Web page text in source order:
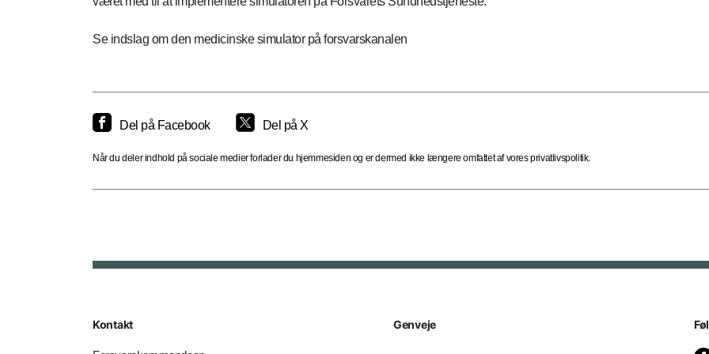
Se indslag om den medicinske simulator på forsvarskanalen
Del på Facebook Del på X
Når du deler indhold på sociale medier forlader du hjemmesiden og er dermed ikke længere omfattet af vores privatlivspolitik.
Kontakt Genveje